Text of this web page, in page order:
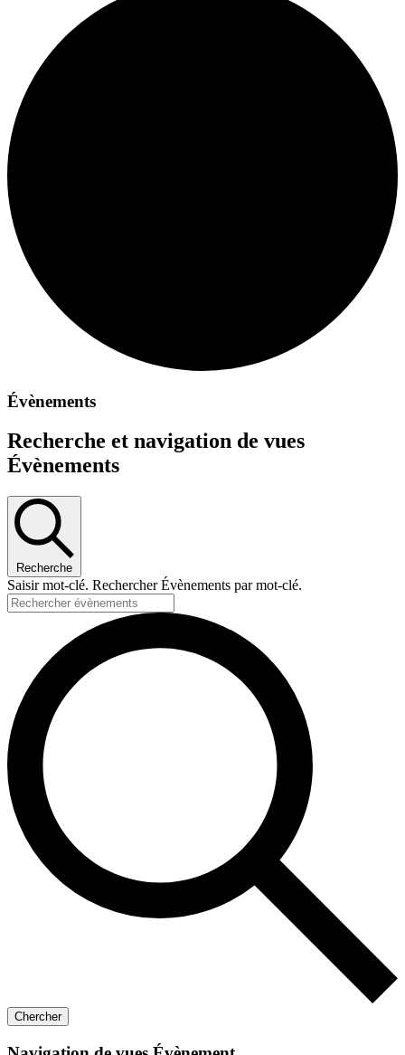
Évènements
Recherche et navigation de vues
Évènements
Recherche
Saisir mot-clé. Rechercher Évènements par mot-clé.
Chercher